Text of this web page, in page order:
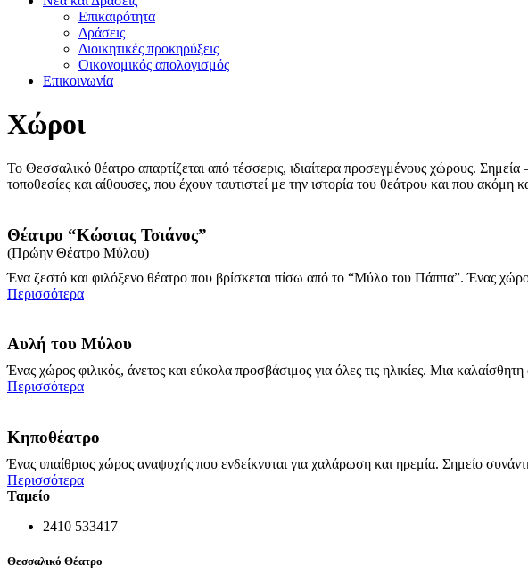
Επικαιρότητα
Δράσεις
Διοικητικές προκηρύξεις
Οικονομικός απολογισμός
Επικοινωνία
Χώροι
Το Θεσσαλικό θέατρο απαρτίζεται από τέσσερις, ιδιαίτερα προσεγμένους χώρους.
τοποθεσίες και αίθουσες, που έχουν ταυτιστεί με την ιστορία του θεάτρου και που
Θέατρο “Κώστας Τσιάνος”
(Πρώην Θέατρο Μύλου)
Ένα ζεστό και φιλόξενο θέατρο που βρίσκεται πίσω από το “Μύλο του Πάππα”. Ένας
Περισσότερα
Αυλή του Μύλου
Ένας χώρος φιλικός, άνετος και εύκολα προσβάσιμος για όλες τις ηλικίες. Μια
Περισσότερα
Κηποθέατρο
Ένας υπαίθριος χώρος αναψυχής που ενδείκνυται για χαλάρωση και ηρεμία. Σημείο
Περισσότερα
Ταμείο
2410 533417
Θεσσαλικό Θέατρο